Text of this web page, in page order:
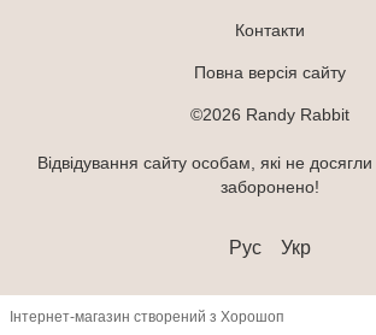
Контакти
Повна версія сайту
©2026 Randy Rabbit
Відвідування сайту особам, які не
заборонено!
Рус Укр
Інтернет-магазин створений з Хорошоп